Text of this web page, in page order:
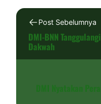
Post Sebelumnya
DMI-BNN
Dakwah